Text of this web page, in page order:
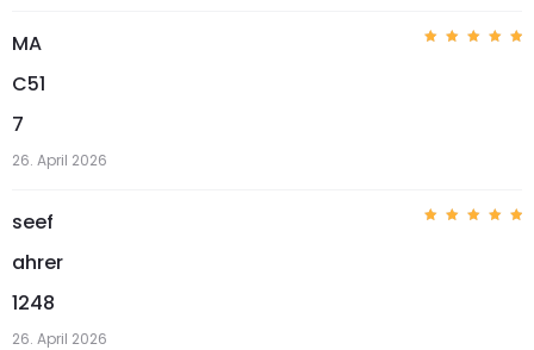
MA
C51
7
26. April 2026
seef
ahrer
1248
26. April 2026